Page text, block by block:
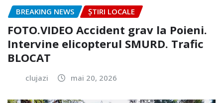
BREAKING NEWS ȘTIRI LOCALE
FOTO.VIDEO Accident grav la Poieni.
Intervine elicopterul SMURD. Trafic
BLOCAT
clujazi mai 20, 2026